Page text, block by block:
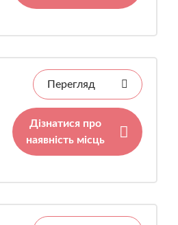
Перегляд
Дізнатися про
наявність місць